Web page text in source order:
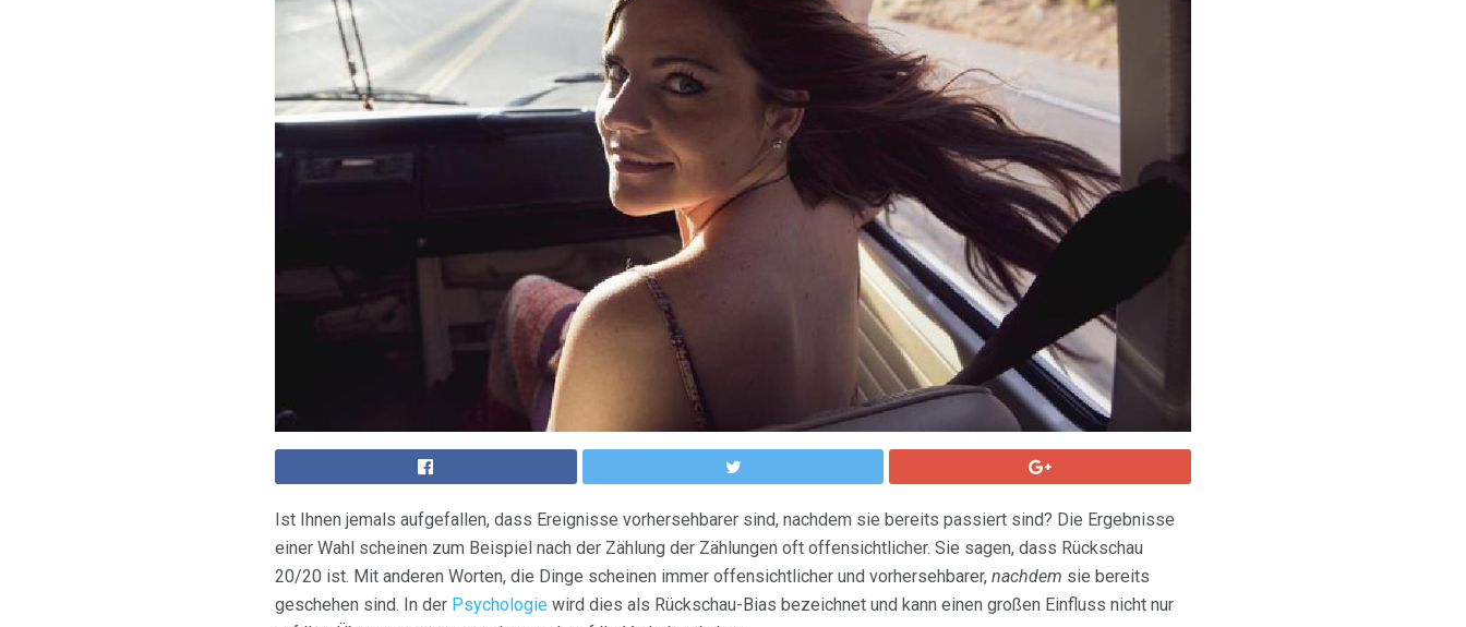
Ist Ihnen jemals aufgefallen, dass Ereignisse vorhersehbarer sind, nachdem sie bereits passiert sind? Die Ergebnisse
einer Wahl scheinen zum Beispiel nach der Zählung der Zählungen oft offensichtlicher. Sie sagen, dass Rückschau
20/20 ist. Mit anderen Worten, die Dinge scheinen immer offensichtlicher und vorhersehbarer, nachdem sie bereits
geschehen sind. In der Psychologie wird dies als Rückschau-Bias bezeichnet und kann einen großen Einfluss nicht nur